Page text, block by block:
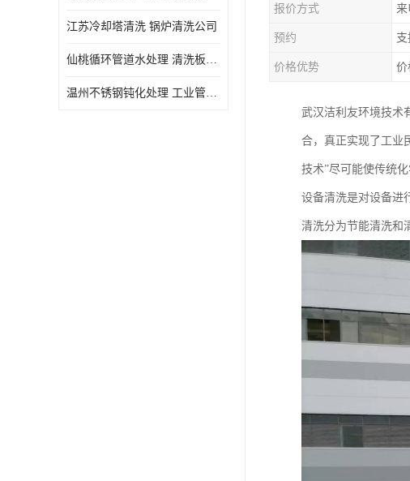
江苏冷却塔清洗 锅炉清洗公司
仙桃循环管道水处理 清洗板式换热器公司 服务好
温州不锈钢钝化处理 工业管道清洗公司 20年行业经验
报价方式 来
预约 支
价格优势 价
武汉洁利友环境技术
合，真正实现了工业
技术”尽可能使传统
设备清洗是对设备进
清洗分为节能清洗和